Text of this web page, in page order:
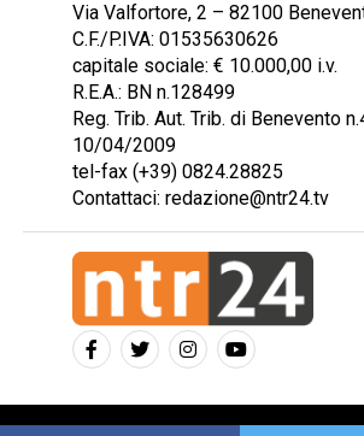
Via Valfortore, 2 – 82100
C.F./P.IVA: 01535630626
capitale sociale: € 10.000,00 i.v.
R.E.A.: BN n.128499
Reg. Trib. Aut. Trib. di Benevento
10/04/2009
tel-fax (+39) 0824.28825
Contattaci: redazione@ntr24.tv